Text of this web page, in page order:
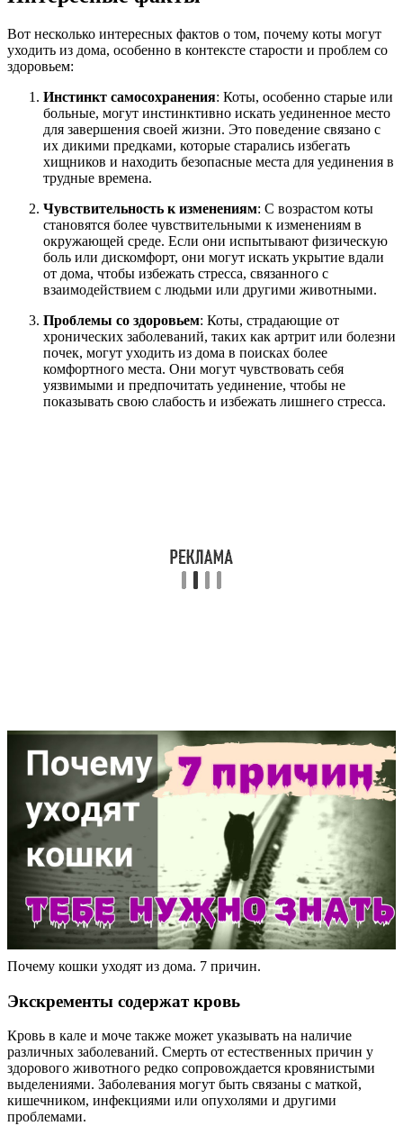
Вот несколько интересных фактов о том, почему коты могут
уходить из дома, особенно в контексте старости и проблем со
здоровьем:
Инстинкт самосохранения: Коты, особенно старые или
больные, могут инстинктивно искать уединенное место
для завершения своей жизни. Это поведение связано с
их дикими предками, которые старались избегать
хищников и находить безопасные места для уединения в
трудные времена.
Чувствительность к изменениям: С возрастом коты
становятся более чувствительными к изменениям в
окружающей среде. Если они испытывают физическую
боль или дискомфорт, они могут искать укрытие вдали
от дома, чтобы избежать стресса, связанного с
взаимодействием с людьми или другими животными.
Проблемы со здоровьем: Коты, страдающие от
хронических заболеваний, таких как артрит или болезни
почек, могут уходить из дома в поисках более
комфортного места. Они могут чувствовать себя
уязвимыми и предпочитать уединение, чтобы не
показывать свою слабость и избежать лишнего стресса.
Почему кошки уходят из дома. 7 причин.
Экскременты содержат кровь
Кровь в кале и моче также может указывать на наличие
различных заболеваний. Смерть от естественных причин у
здорового животного редко сопровождается кровянистыми
выделениями. Заболевания могут быть связаны с маткой,
кишечником, инфекциями или опухолями и другими
проблемами.